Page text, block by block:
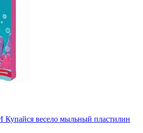
весело мыльный пластилин